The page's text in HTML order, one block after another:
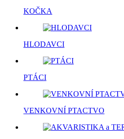
KOČKA
HLODAVCI
PTÁCI
VENKOVNÍ PTACTVO